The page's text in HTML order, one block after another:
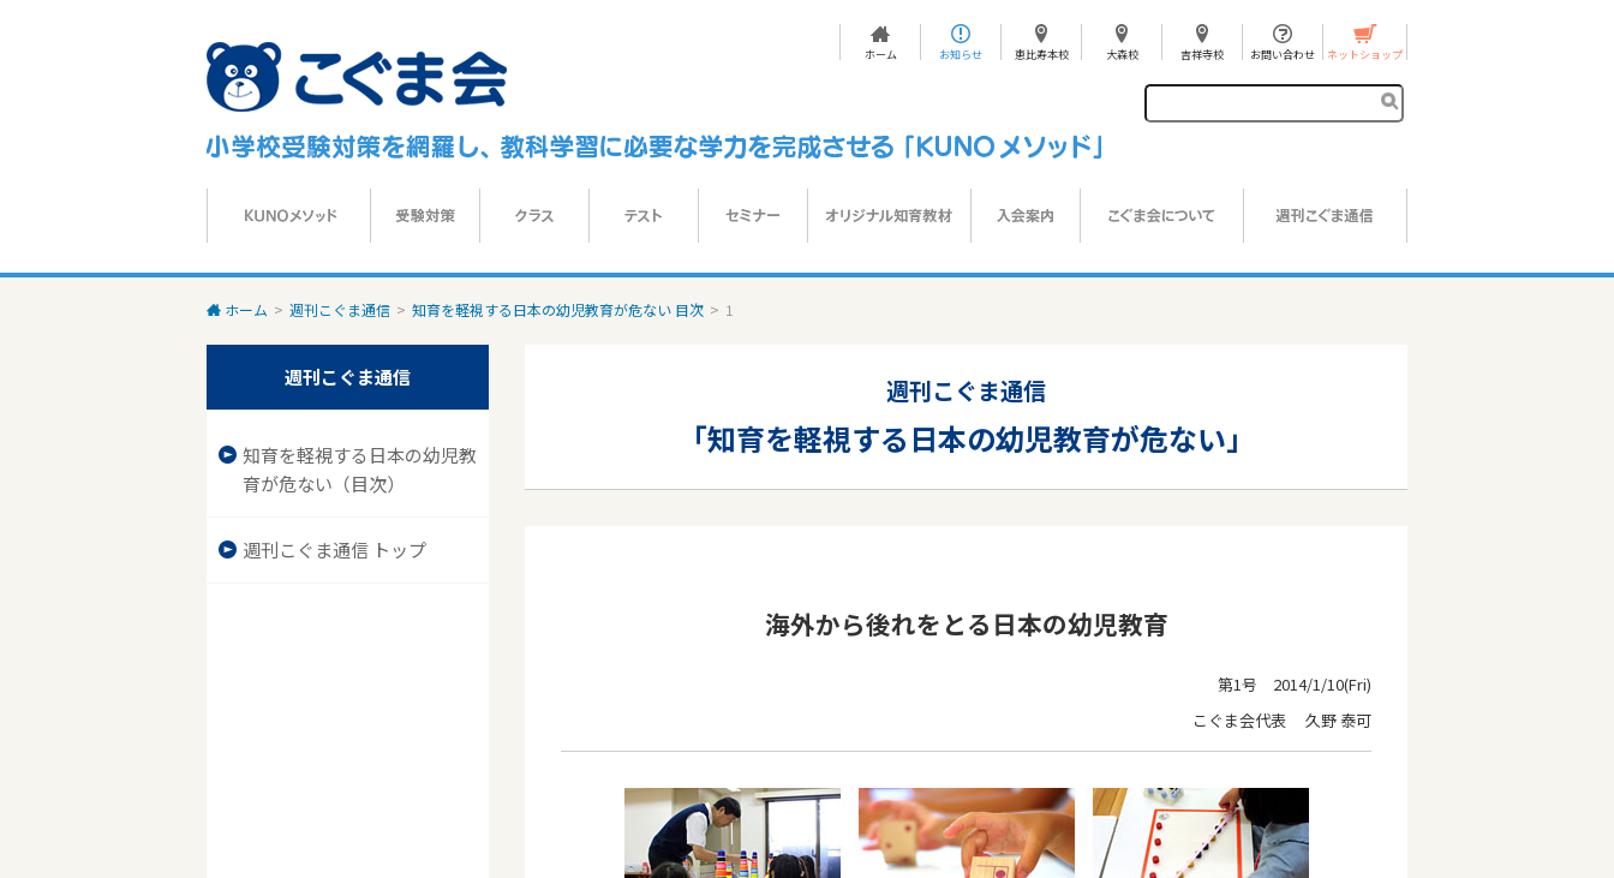
ホーム お知らせ 恵比寿本校 大森校 吉祥寺校 お問い合わせ ネットショップ
ホーム > 週刊こぐま通信 > 知育を軽視する日本の幼児教育が危ない 目次 > 1
週刊こぐま通信
「知育を軽視する日本の幼児教育が危ない」
海外から後れをとる日本の幼児教育
第1号 2014/1/10(Fri)
こぐま会代表 久野 泰可
週刊こぐま通信
知育を軽視する日本の幼児教
育が危ない（目次）
週刊こぐま通信 トップ